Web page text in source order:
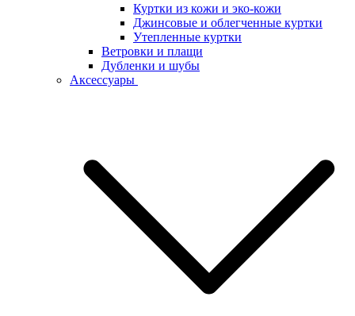
Куртки из кожи и эко-кожи
Джинсовые и облегченные куртки
Утепленные куртки
Ветровки и плащи
Дубленки и шубы
Аксессуары